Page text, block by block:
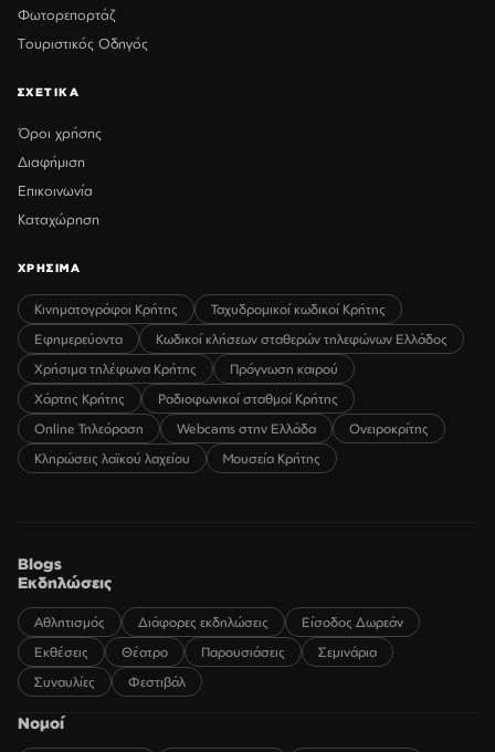
Φωτορεπορτάζ
Τουριστικός Οδηγός
ΣΧΕΤΙΚΑ
Όροι χρήσης
Διαφήμιση
Επικοινωνία
Καταχώρηση
ΧΡΗΣΙΜΑ
Κινηματογράφοι Κρήτης
Ταχυδρομικοί κωδικοί Κρήτης
Εφημερεύοντα
Κωδικοί κλήσεων σταθερών τηλεφώνων Ελλάδος
Χρήσιμα τηλέφωνα Κρήτης
Πρόγνωση καιρού
Χάρτης Κρήτης
Ραδιοφωνικοί σταθμοί Κρήτης
Online Τηλεόραση
Webcams στην Ελλάδα
Ονειροκρίτης
Κληρώσεις λαϊκού λαχείου
Μουσεία Κρήτης
Blogs
Εκδηλώσεις
Αθλητισμός Διάφορες εκδηλώσεις
Είσοδος Δωρεάν
Εκθέσεις
Θέατρο Παρουσιάσεις
Σεμινάρια
Συναυλίες
Φεστιβάλ
Νομοί